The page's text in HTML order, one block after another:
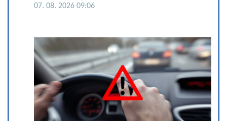
07. 08. 2026 09:06